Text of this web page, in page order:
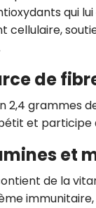
qui
cellulaire,
de
2,4 grammes
et
et
de la